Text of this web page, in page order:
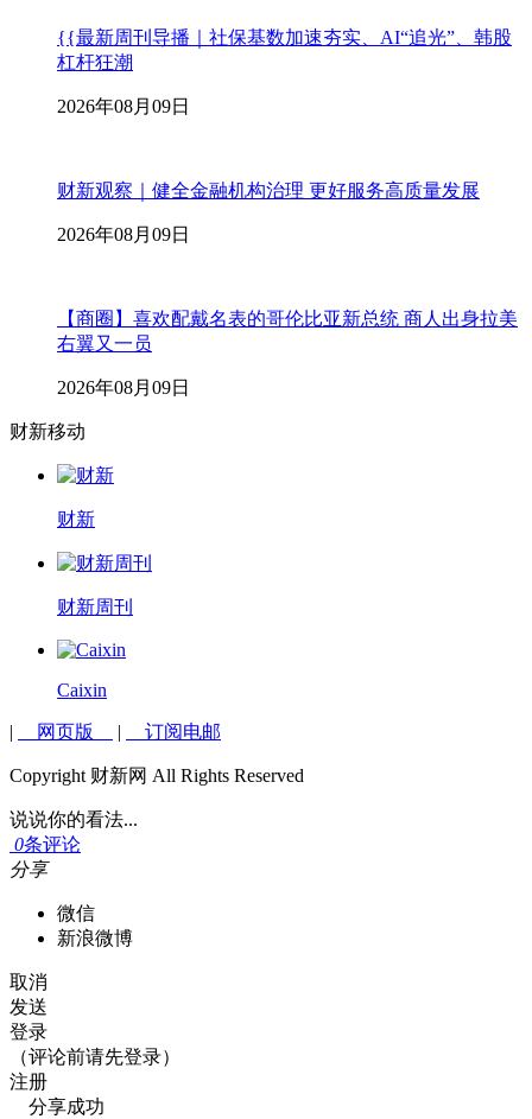
{{最新周刊导播｜社保基数加速夯实、AI“追光”、韩股
杠杆狂潮
2026年08月09日
财新观察｜健全金融机构治理 更好服务高质量发展
2026年08月09日
【商圈】喜欢配戴名表的哥伦比亚新总统 商人出身拉美
右翼又一员
2026年08月09日
财新移动
财新
财新周刊
Caixin
| 网页版 | 订阅电邮
Copyright 财新网 All Rights Reserved
说说你的看法...
0条评论
分享
微信
新浪微博
取消
发送
登录
（评论前请先登录）
注册
分享成功